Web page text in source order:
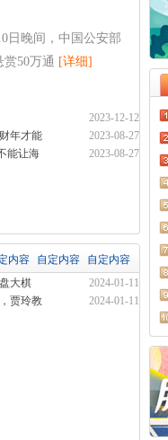
晚间，中国公安部
50万通 [详细]
2023-12-12
2023-08-27
年才能
2023-08-27
能让海
内容 自定内容 自定内容
2024-01-11
大棋
2024-01-11
贾玲教